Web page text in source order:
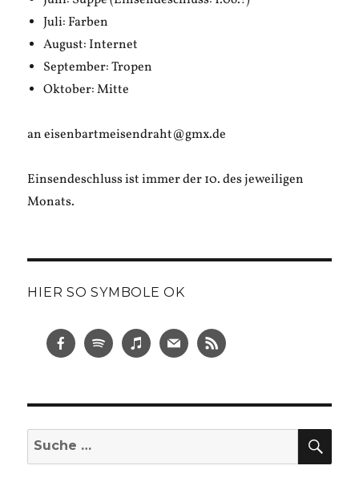
Juli: Farben
August: Internet
September: Tropen
Oktober: Mitte
an eisenbartmeisendraht@gmx.de
Einsendeschluss ist immer der 10. des jeweiligen
Monats.
HIER SO SYMBOLE OK
Suche
nach: